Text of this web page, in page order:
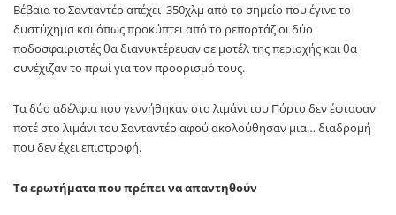
Βέβαια το Σανταντέρ απέχει 350χλμ από το σημείο που έγινε το
δυστύχημα και όπως προκύπτει από το ρεπορτάζ οι δύο
ποδοσφαιριστές θα διανυκτέρευαν σε μοτέλ της περιοχής και θα
συνέχιζαν το πρωί για τον προορισμό τους.
Τα δύο αδέλφια που γεννήθηκαν στο λιμάνι του Πόρτο δεν έφτασαν
ποτέ στο λιμάνι του Σανταντέρ αφού ακολούθησαν μια… διαδρομή
που δεν έχει επιστροφή.
Τα ερωτήματα που πρέπει να απαντηθούν